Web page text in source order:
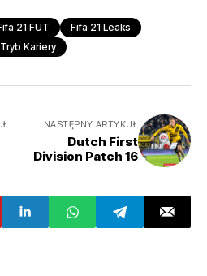
21 FUT
Fifa 21 Leaks
Kariery
NASTĘPNY ARTYKUŁ
Dutch First
Division Patch 16